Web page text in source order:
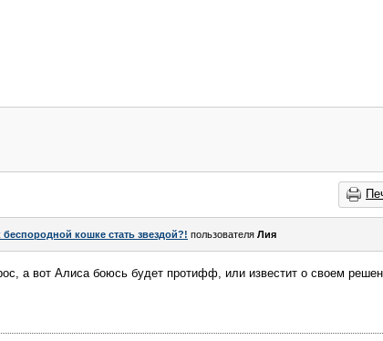
беспородной кошке стать звездой?! пользователя Лия
а вот Алиса боюсь будет протифф, или известит о своем